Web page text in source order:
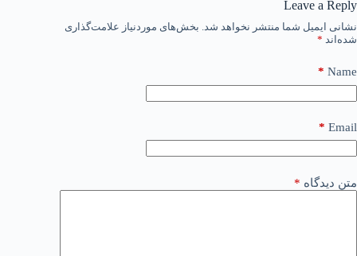
Leave a Reply
نشانی ایمیل شما منتشر نخواهد شد. بخش‌های موردنیاز علامت‌گذاری
شده‌اند *
Name
*
Email
*
متن دیدگاه *